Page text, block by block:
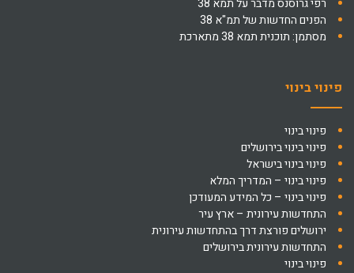
רפי גרוסנס מדבר על תמא 38
הפנים החדשות של תמ"א 38
מסתמן: תוכנית תמא 38 מתארכת
פינוי בינוי
פינוי בינוי
פינוי בינוי בירושלים
פינוי בינוי בישראל
פינוי בינוי – המדריך המלא
פינוי בינוי – כל המידע המעודכן
התחדשות עירונית – ארץ עיר
ירושלים פורצת דרך בהתחדשות עירונית
התחדשות עירונית בירושלים
פינוי בינוי